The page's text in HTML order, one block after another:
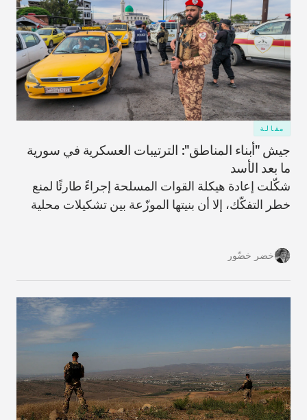
مقالة
جيش "أبناء المناطق": الترتيبات العسكرية في سورية
ما بعد الأسد
شكّلت إعادة هيكلة القوات المسلحة إجراءً طارئًا لمنع
خطر التفكّك، إلا أن بنيتها الموزّعة بين تشكيلات محلية
خضر خضّور